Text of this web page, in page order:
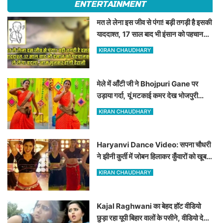
ENTERTAINMENT
मत ले लेना इस जीव से पंगा! बड़ी तगड़ी है इसकी
याददाश्त, 17 साल बाद भी इंसान को पहचानकर
ले लेगा बदला, नाम सुनकर होगी हैरानी...
KIRAN CHAUDHARY
मेले में आँटी जी ने Bhojpuri Gane पर
उड़ाया गर्दा, यूं मटकाई कमर देख भोजपुरी
हसीनाएं भी शरमाई a
KIRAN CHAUDHARY
Haryanvi Dance Video: सपना चौधरी
ने झीनी कुर्ती में जोबन हिलाकर कुँवारों को खूब
ललचाया, यूट्यूब पर छाया Hot Dance
KIRAN CHAUDHARY
Kajal Raghwani का बेहद हॉट वीडियो
छुड़ा रहा यूपी बिहार वालों के पसीने, वीडियो देख